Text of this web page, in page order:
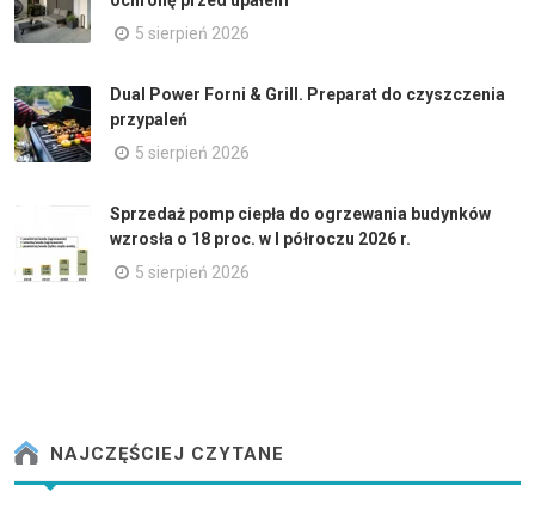
5 sierpień 2026
Dual Power Forni & Grill. Preparat do czyszczenia
przypaleń
5 sierpień 2026
Sprzedaż pomp ciepła do ogrzewania budynków
wzrosła o 18 proc. w I półroczu 2026 r.
5 sierpień 2026
NAJCZĘŚCIEJ CZYTANE